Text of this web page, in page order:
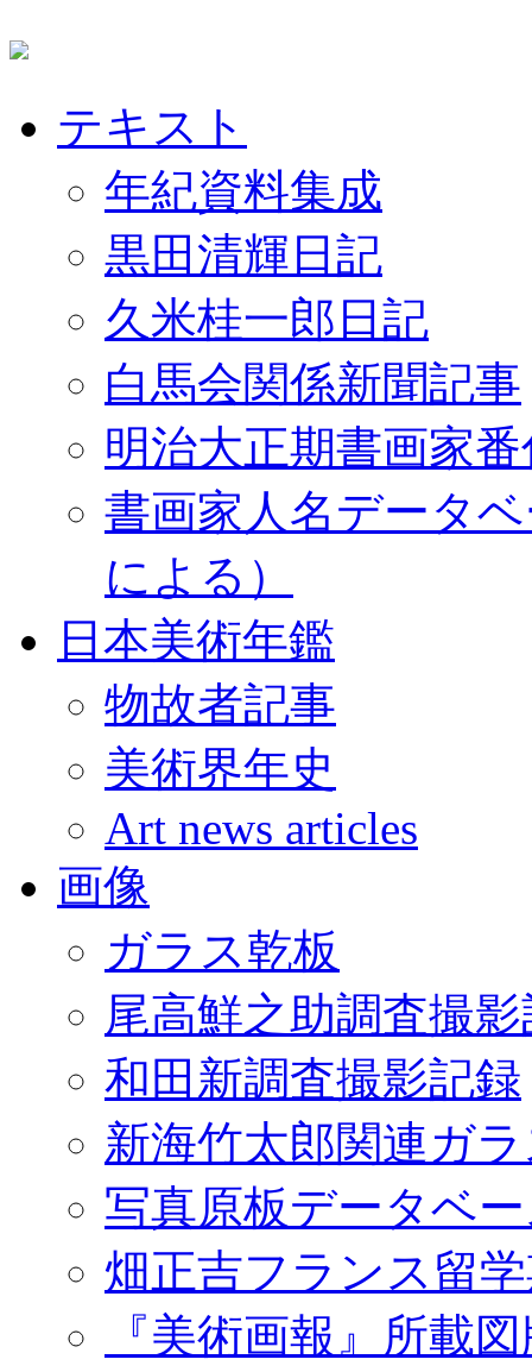
テキスト
年紀資料集成
黒田清輝日記
久米桂一郎日記
白馬会関係新聞記事
明治大正期書画家
書画家人名データ
による）
日本美術年鑑
物故者記事
美術界年史
Art news articles
画像
ガラス乾板
尾高鮮之助調査撮
和田新調査撮影記録
新海竹太郎関連ガ
写真原板データベ
畑正吉フランス留
『美術画報』所載